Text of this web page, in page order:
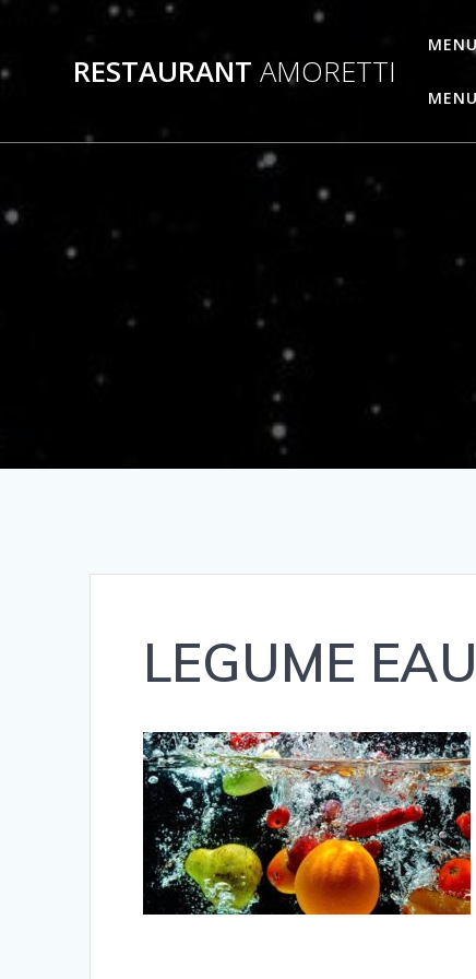
contenu
RESTAURANT AMORETTI
LEGUME EAU